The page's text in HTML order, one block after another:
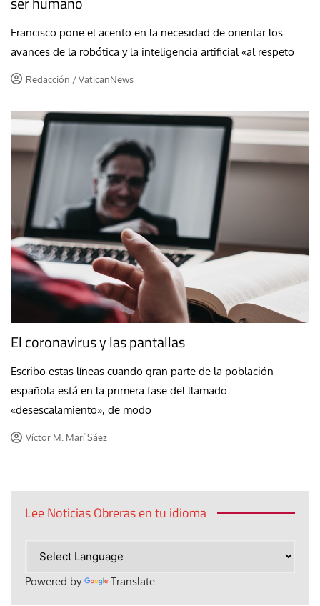
Francisco pone el acento en la necesidad de orientar los
avances de la robótica y la inteligencia artificial «al respeto
Redacción / VaticanNews
El coronavirus y las pantallas
Escribo estas líneas cuando gran parte de la población
española está en la primera fase del llamado
«desescalamiento», de modo
Víctor M. Marí Sáez
Lee Noticias Obreras en tu idioma
Powered by Translate